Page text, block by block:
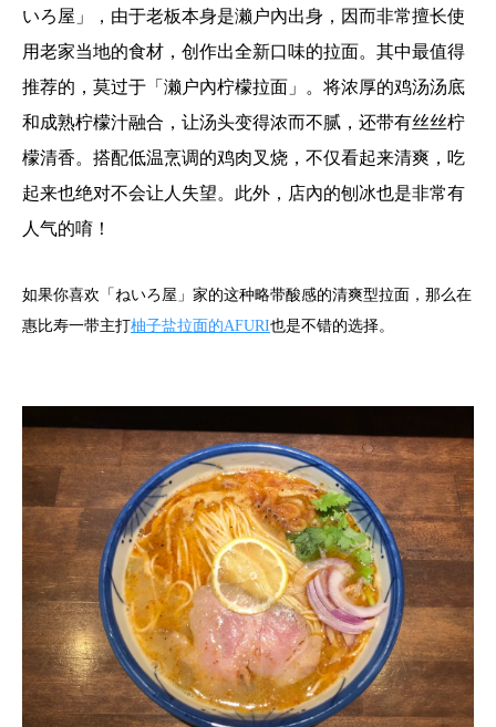
いろ屋」，由于老板本身是濑户內出身，因而非常擅长使
用老家当地的食材，创作出全新口味的拉面。其中最值得
推荐的，莫过于「濑户內柠檬拉面」。将浓厚的鸡汤汤底
和成熟柠檬汁融合，让汤头变得浓而不腻，还带有丝丝柠
檬清香。搭配低温烹调的鸡肉叉烧，不仅看起来清爽，吃
起来也绝对不会让人失望。此外，店內的刨冰也是非常有
人气的唷！
如果你喜欢「ねいろ屋」家的这种略带酸感的清爽型拉面，那么在
惠比寿一带主打柚子盐拉面的AFURI也是不错的选择。